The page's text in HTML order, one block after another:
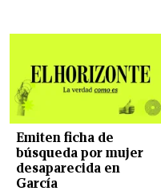
Emiten ficha de
búsqueda por mujer
desaparecida en
García